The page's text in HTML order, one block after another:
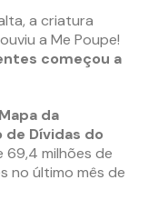
a criatura
a Me Poupe!
começou a
Mapa da
de Dívidas do
69,4 milhões de
no último mês de